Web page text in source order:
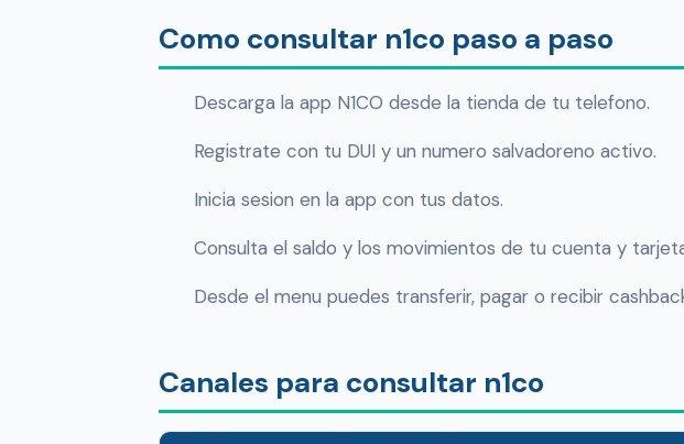
Como consultar n1co paso a paso
Descarga la app N1CO desde la tienda de tu telefono.
Registrate con tu DUI y un numero salvadoreno activo.
Inicia sesion en la app con tus datos.
Consulta el saldo y los movimientos de tu cuenta y
Desde el menu puedes transferir, pagar o recibir
Canales para consultar n1co